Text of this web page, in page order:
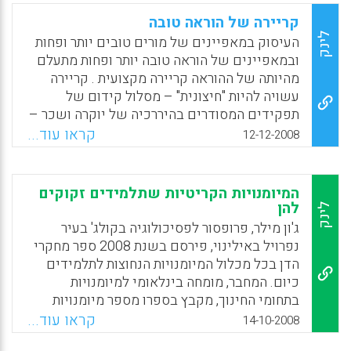
Battista).
WhatsApp
Facebook
Email
X
לינק
קריירה של הוראה טובה
העיסוק במאפיינים של מורים טובים יותר ופחות
ובמאפיינים של הוראה טובה יותר ופחות מתעלם
מהיותה של ההוראה קריירה מקצועית . קריירה
עשויה להיות "חיצונית" – מסלול קידום של
תפקידים המסודרים בהיררכיה של יוקרה ושכר –
ו"פנימית" . קריירה פנימית נוגעת לנקודת מבטו
של הפרט , לדרך שבה הוא תופס את התפקיד –
תפיסה המבנה את חוויותיו המקצועיות ומעניקה
משמעות למתרחש סביבו. התפתחות הקריירה
הפניית של המורה היא תהליך המתמשך לאורך כל
שנות עבודתו בלי קשר לקידומו בהיררכיה
החיצונית של בית הספר, במהלך הקריירה
הפנימית משתנות תפיסת התפקיד של המורה ,
השליטה שלו במיומנויות ובידע , ההנעות
וההתנסויות שלו. משתנה גם איכות ההוראה שלו .
במאמר זה מנסה פרופסור יזהר אופטלקה להראות
כי : אף על פי שמקצוע ההוראה הוא מערך
12-12-2008 קראו עוד...
לינק
המיומנויות הקריטיות שתלמידים זקוקים
להן
ג'ון מילר, פרופסור לפסיכולוגיה בקולג' בעיר
נפרויל באילינוי, פירסם בשנת 2008 ספר מחקרי
הדן בכל מכלול המיומנויות הנחוצות לתלמידים
כיום. המחבר, מומחה בינלאומי למיומנויות
בתחומי החינוך, מקבץ בספרו מספר מיומנויות
בארבע קטגוריות:א.מיומנויות הקשורות
לאינטראקציה עם אחרים; ב.מיומנויות הקשורות
14-10-2008 קראו עוד...